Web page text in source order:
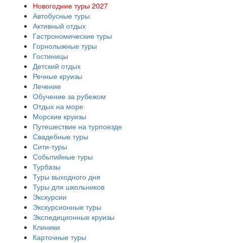
Новогодние туры 2027
Автобусные туры
Активный отдых
Гастрономические туры
Горнолыжные туры
Гостиницы
Детский отдых
Речные круизы
Лечение
Обучение за рубежом
Отдых на море
Морские круизы
Путешествие на турпоезде
Свадебные туры
Сити-туры
Событийные туры
Турбазы
Туры выходного дня
Туры для школьников
Экскурсии
Экскурсионные туры
Экспедиционные круизы
Клиники
Карточные туры